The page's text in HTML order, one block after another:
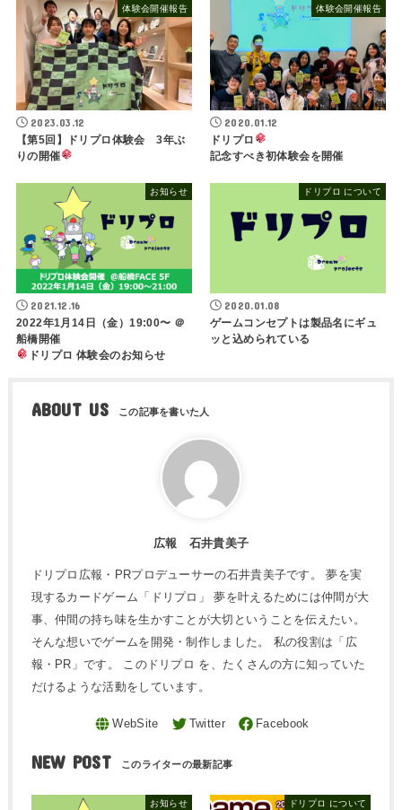
体験会開催報告
2023.03.12
【第5回】ドリプロ体験会 3年ぶ
りの開催
体験会開催報告
2020.01.12
ドリプロ
記念すべき初体験会を開催
お知らせ
2021.12.16
2022年1月14日（金）19:00〜 ＠
船橋開催
ドリプロ 体験会のお知らせ
ドリプロ について
2020.01.08
ゲームコンセプトは製品名にギュ
ッと込められている
ABOUT US
広報 石井貴美子
ドリプロ広報・PRプロデューサーの石井貴美子です。 夢を実
現するカードゲーム「ドリプロ」 夢を叶えるためには仲間が大
事、仲間の持ち味を生かすことが大切ということを伝えたい。
そんな想いでゲームを開発・制作しました。 私の役割は「広
報・PR」です。 このドリプロ を、たくさんの方に知っていた
だけるような活動をしています。
NEW POST
お知らせ ドリプロ について